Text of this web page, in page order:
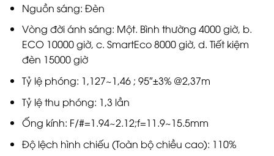
Nguồn sáng: Đèn
Vòng đời ánh sáng: Một. Bình thường 4000 giờ, b.
ECO 10000 giờ, c. SmartEco 8000 giờ, d. Tiết kiệm
đèn 15000 giờ
Tỷ lệ phóng: 1,127~1,46 ; 95″±3% @2,37m
Tỷ lệ thu phóng: 1,3 lần
Ống kính: F/#=1.94~2.12;f=11.9~15.5mm
Độ lệch hình chiếu (Toàn bộ chiều cao): 110%